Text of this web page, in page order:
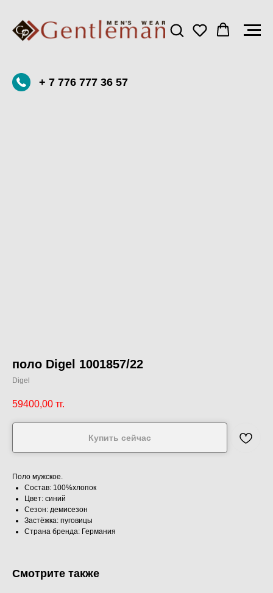
+ 7 776 777 36 57
поло Digel 1001857/22
Digel
59400,00 тг.
Купить сейчас
Поло мужское.
Состав: 100%хлопок
Цвет: синий
Сезон: демисезон
Застёжка: пуговицы
Страна бренда: Германия
Смотрите также